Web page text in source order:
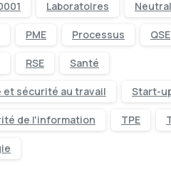
Laboratoires
PME Processus QSE
RSE Santé
et sécurité au travail Start-
de l'information TPE